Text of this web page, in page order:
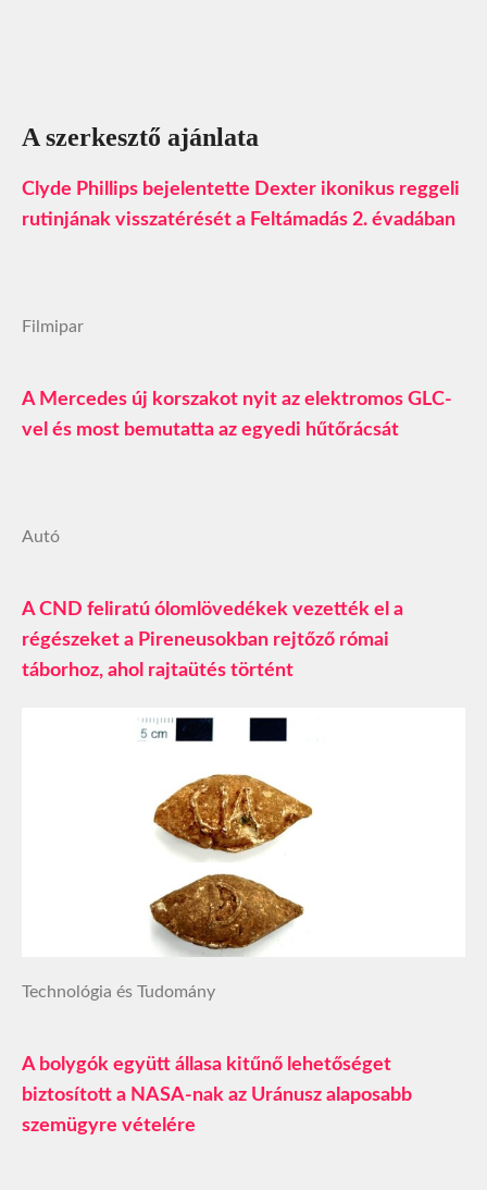
A szerkesztő ajánlata
Clyde Phillips bejelentette Dexter ikonikus reggeli
rutinjának visszatérését a Feltámadás 2. évadában
Filmipar
A Mercedes új korszakot nyit az elektromos GLC-
vel és most bemutatta az egyedi hűtőrácsát
Autó
A CND feliratú ólomlövedékek vezették el a
régészeket a Pireneusokban rejtőző római
táborhoz, ahol rajtaütés történt
Technológia és Tudomány
A bolygók együtt állasa kitűnő lehetőséget
biztosított a NASA-nak az Uránusz alaposabb
szemügyre vételére